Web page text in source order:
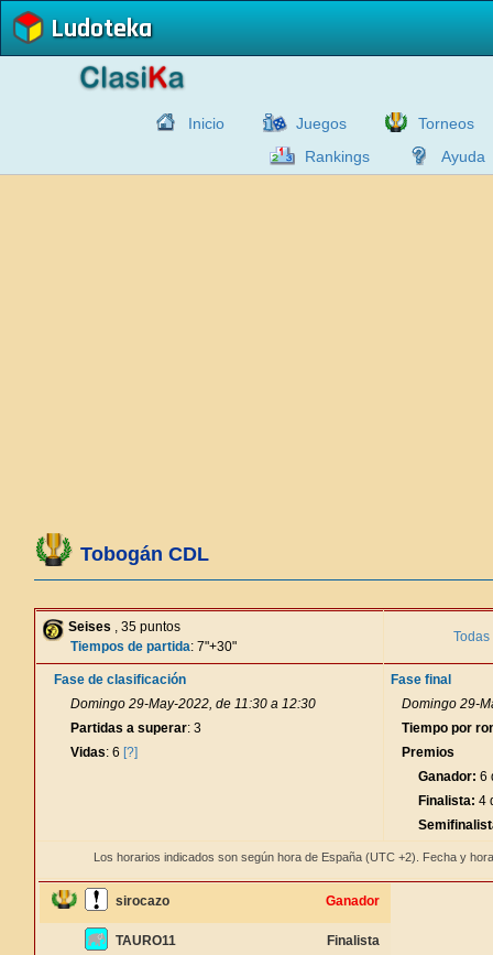
Ludoteka
Inicio Juegos
Torneos
Rankings
Ayuda
Tobogán CDL
Seises , 35 puntos
Tiempos de partida: 7"+30"
Fase de clasificación
Domingo 29-May-2022, de 11:30 a 12:30
Partidas a superar: 3
Vidas: 6 [?]
Fase final
Domingo 29-
Tiempo por
Premios
Ganador: 6
Finalista: 4
Los horarios indicados son según hora de España (UTC +2). Fecha y
sirocazo Ganador
TAURO11 Finalista